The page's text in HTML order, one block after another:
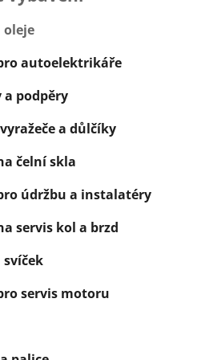
oleje
autoelektrikáře
a podpěry
a důlčíky
čelní skla
údržbu a instalatéry
servis kol a brzd
svíček
servis motoru